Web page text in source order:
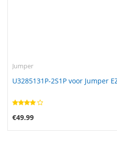
Jumper
U3285131P-2S1P voor Jumper
€49.99